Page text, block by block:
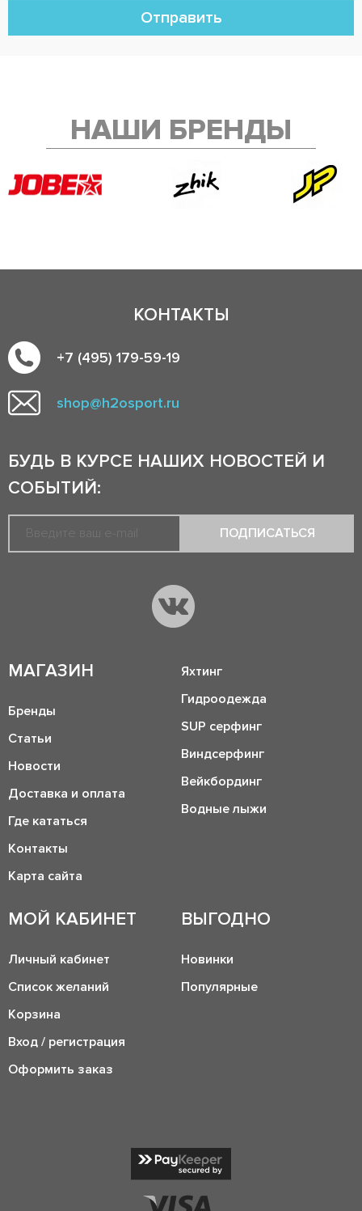
Отправить
НАШИ БРЕНДЫ
КОНТАКТЫ
+7 (495) 179-59-19
shop@h2osport.ru
БУДЬ В КУРСЕ НАШИХ НОВОСТЕЙ И
СОБЫТИЙ:
ПОДПИСАТЬСЯ
МАГАЗИН
Бренды
Статьи
Новости
Доставка и оплата
Где кататься
Контакты
Карта сайта
Яхтинг
Гидроодежда
SUP серфинг
Виндсерфинг
Вейкбординг
Водные лыжи
МОЙ КАБИНЕТ
Личный кабинет
Список желаний
Корзина
Вход / регистрация
Оформить заказ
ВЫГОДНО
Новинки
Популярные